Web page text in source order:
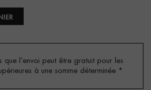
que l’envoi peut être gratuit pour les
à une somme déterminée *